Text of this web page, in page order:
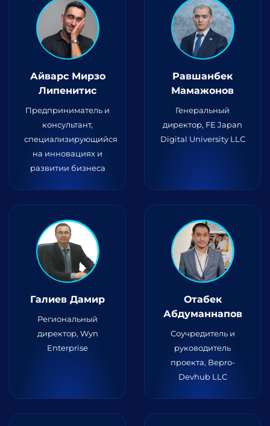
Айварс Мирзо
Липенитис
Предприниматель и
консультант,
специализирующийся
на инновациях и
развитии бизнеса
Равшанбек
Мамажонов
Генеральный
директор, FE Japan
Digital University LLC
Галиев Дамир
Региональный
директор, Wyn
Enterprise
Отабек
Абдуманнапов
Соучредитель и
руководитель
проекта, Bepro-
Devhub LLC